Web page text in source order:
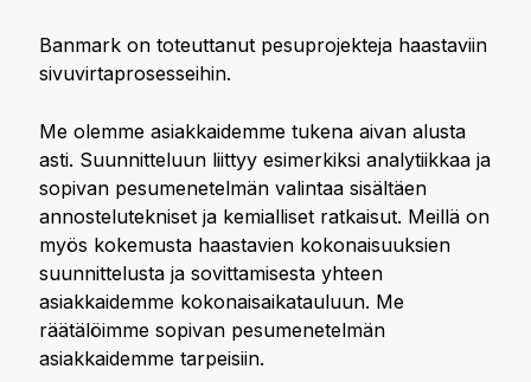
Banmark on toteuttanut pesuprojekteja haastaviin
sivuvirtaprosesseihin.
Me olemme asiakkaidemme tukena aivan alusta
asti. Suunnitteluun liittyy esimerkiksi analytiikkaa ja
sopivan pesumenetelmän valintaa sisältäen
annostelutekniset ja kemialliset ratkaisut. Meillä on
myös kokemusta haastavien kokonaisuuksien
suunnittelusta ja sovittamisesta yhteen
asiakkaidemme kokonaisaikatauluun. Me
räätälöimme sopivan pesumenetelmän
asiakkaidemme tarpeisiin.